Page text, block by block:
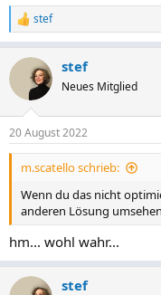
R
e
k
i
n
e
n
stef
stef
Neues Mitglied
20 August 2022
m.scatello schrieb:
Wenn du das nicht
anderen Lösung
hm... wohl wahr...
stef